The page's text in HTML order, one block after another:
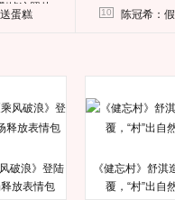
掉这照片
蛋糕 10 陈冠希：
破浪》登陆
放表情包
《健忘村》舒淇
覆，“村”出自